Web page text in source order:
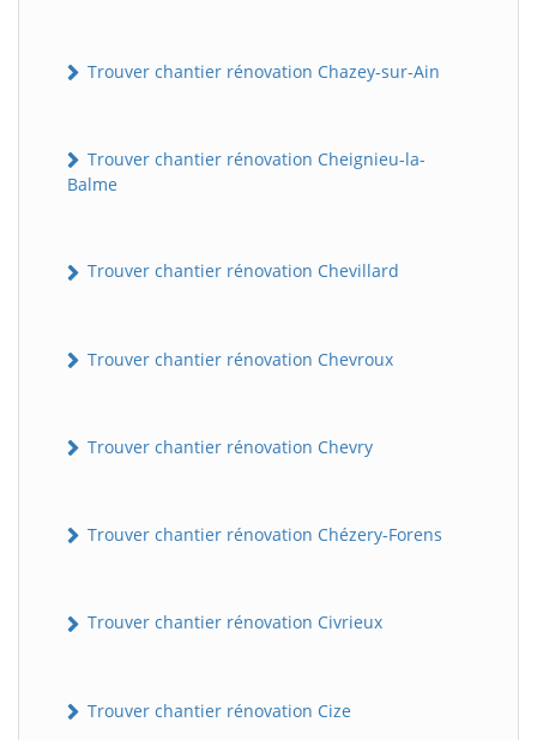
Trouver chantier rénovation Chazey-sur-Ain
Trouver chantier rénovation Cheignieu-la-
Balme
Trouver chantier rénovation Chevillard
Trouver chantier rénovation Chevroux
Trouver chantier rénovation Chevry
Trouver chantier rénovation Chézery-Forens
Trouver chantier rénovation Civrieux
Trouver chantier rénovation Cize